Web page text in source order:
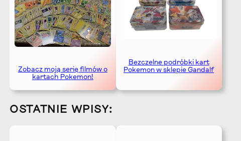
Zobacz moją serię filmów o
kartach Pokemon!
Bezczelne podróbki kart
Pokemon w sklepie Gandalf
OSTATNIE WPISY: